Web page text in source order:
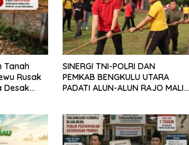
Tanah
Rusak
Desak
SINERGI TNI-POLRI DAN
PEMKAB BENGKULU UTARA
PADATI ALUN-ALUN RAJO MALIN